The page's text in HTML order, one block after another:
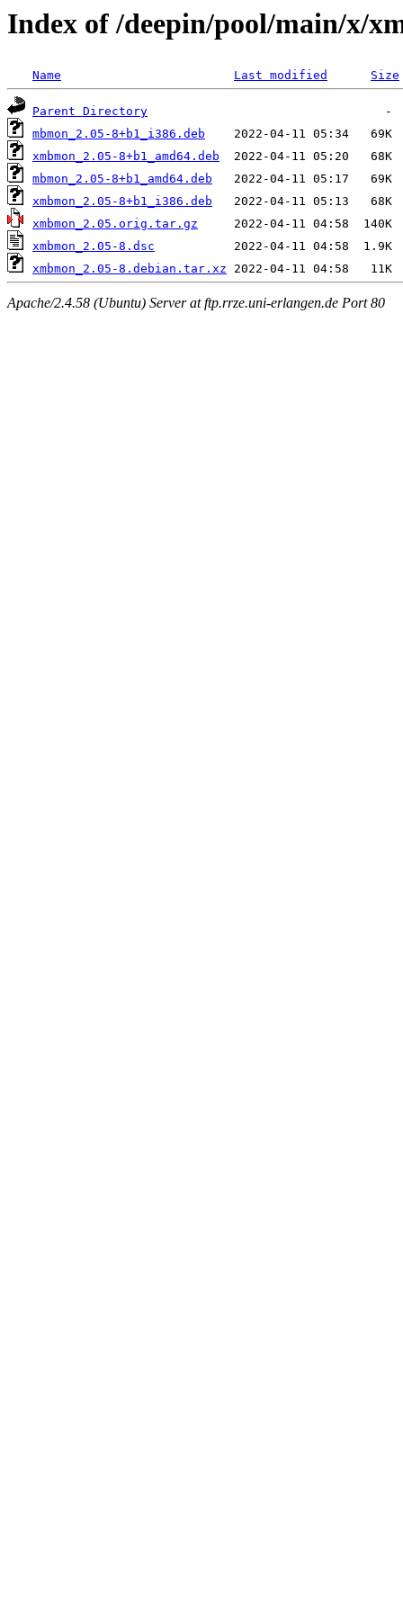
Index of /deepin/pool/main/x/
Name Last modified Size
Parent Directory
mbmon_2.05-8+b1_i386.deb
xmbmon_2.05-8+b1_amd64.deb
mbmon_2.05-8+b1_amd64.deb
xmbmon_2.05-8+b1_i386.deb
xmbmon_2.05.orig.tar.gz
xmbmon_2.05-8.dsc
xmbmon_2.05-8.debian.tar.xz
Apache/2.4.58 (Ubuntu) Server at ftp.rrze.uni-erlangen.de Port 80